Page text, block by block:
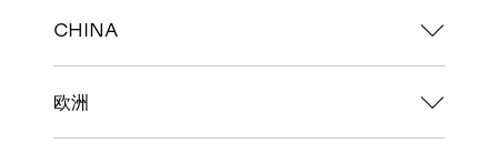
CHINA
欧洲